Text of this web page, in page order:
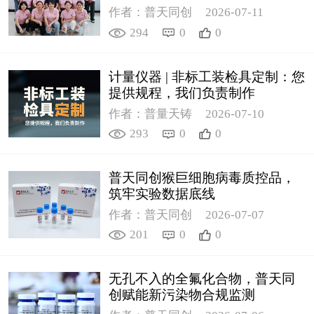
作者：普天同创
2026-07-11
294
0 0
计量仪器 | 非标工装检具定制：您
提供规程，我们负责制作
作者：普量天铸
2026-07-10
293
0 0
普天同创猴巨细胞病毒质控品，
筑牢实验数据底线
作者：普天同创
2026-07-07
201
0 0
无孔不入的全氟化合物，普天同
创赋能新污染物合规监测